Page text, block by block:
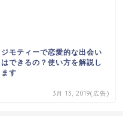
ジモティーで恋愛的な出会い
はできるの？使い方を解説し
ます
3月 13, 2019(広告)